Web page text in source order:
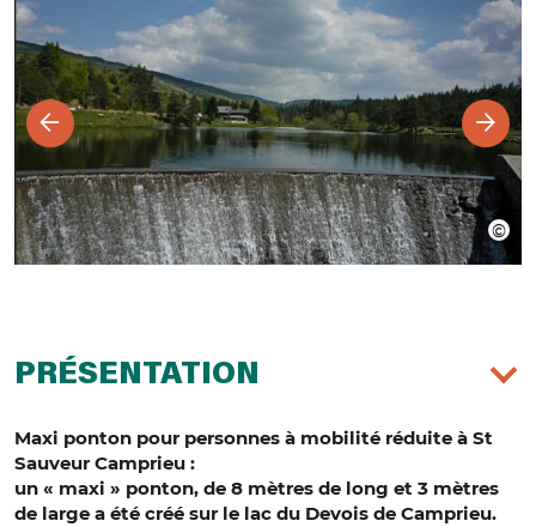
PRÉSENTATION
Maxi ponton pour personnes à mobilité réduite à St
Sauveur Camprieu :
un « maxi » ponton, de 8 mètres de long et 3 mètres
de large a été créé sur le lac du Devois de Camprieu.